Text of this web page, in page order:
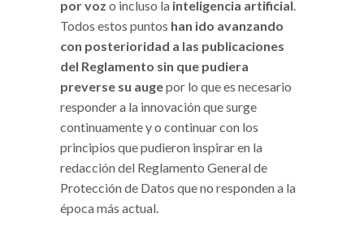
por voz o incluso la inteligencia artificial.
Todos estos puntos han ido avanzando
con posterioridad a las publicaciones
del Reglamento sin que pudiera
preverse su augepor lo que es necesario
responder a la innovación que surge
continuamente y o continuar con los
principios que pudieron inspirar en la
redacción del Reglamento General de
Protección de Datos que no responden a la
época más actual.